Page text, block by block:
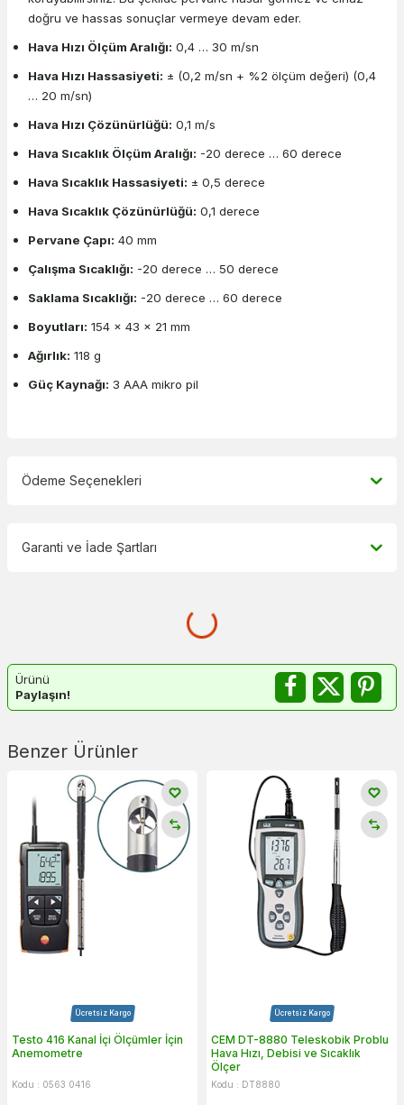
doğru ve hassas sonuçlar vermeye devam eder.
Hava Hızı Ölçüm Aralığı: 0,4 … 30 m/sn
Hava Hızı Hassasiyeti: ± (0,2 m/sn + %2 ölçüm değeri) (0,4
… 20 m/sn)
Hava Hızı Çözünürlüğü: 0,1 m/s
Hava Sıcaklık Ölçüm Aralığı: -20 derece … 60 derece
Hava Sıcaklık Hassasiyeti: ± 0,5 derece
Hava Sıcaklık Çözünürlüğü: 0,1 derece
Pervane Çapı: 40 mm
Çalışma Sıcaklığı: -20 derece … 50 derece
Saklama Sıcaklığı: -20 derece … 60 derece
Boyutları: 154 x 43 x 21 mm
Ağırlık: 118 g
Güç Kaynağı: 3 AAA mikro pil
Ödeme Seçenekleri
Garanti ve İade Şartları
Ürünü
Paylaşın!
Benzer Ürünler
Ücretsiz Kargo
Testo 416 Kanal İçi Ölçümler İçin
Anemometre
Kodu : 0563 0416
Ücretsiz Kargo
CEM DT-8880 Teleskobik Problu
Hava Hızı, Debisi ve Sıcaklık
Ölçer
Kodu : DT8880